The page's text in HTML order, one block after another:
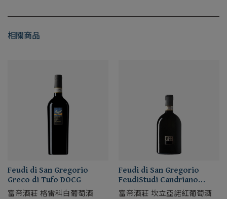
相關商品
Feudi di San Gregorio
Greco di Tufo DOCG
富帝酒莊 格雷科白葡萄酒
Feudi di San Gregorio
FeudiStudi Candriano
Taurasi DOCG
富帝酒莊 坎立亞諾紅葡萄酒